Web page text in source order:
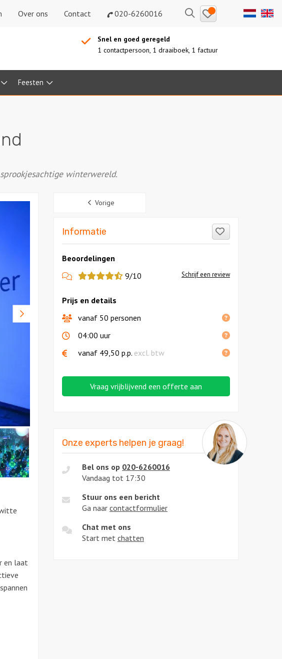
Over ons Contact 020-6260016 ZoekenBewaarde
uitjes
Snel en goed geregeld
1 contactpersoon, 1 draaiboek, 1 factuur
Feesten
winterwereld.
Volgende
foto
en laat
Sidebar
Vorige
Informatie
Beoordelingen
View
reviews
9/10 Schrijf een review
Prijs en details
vanaf 50 personen
04:00 uur
vanaf 49,50 p.p. excl. btw
Vraag vrijblijvend een offerte aan
Onze experts helpen je graag!
Bel ons op 020-6260016
Vandaag tot 17:30
Stuur ons een bericht
Ga naar contactformulier
Chat met ons
Start met chatten